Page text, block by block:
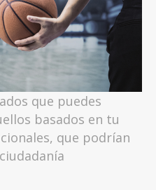
que puedes
basados en tu
que podrían